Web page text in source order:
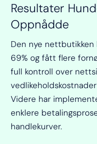
Resultater
Oppnådde
Den nye
69% og fått flere
full kontroll over
Videre har
enklere
handlekurver.